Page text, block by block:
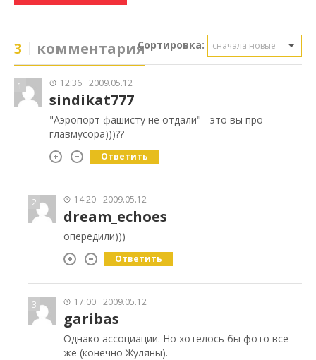
3 комментарияСортировка: сначала новые
1 12:36 2009.05.12
sindikat777
"Аэропорт фашисту не отдали" - это вы про
главмусора)))??
Ответить
2 14:20 2009.05.12
dream_echoes
опередили)))
Ответить
3 17:00 2009.05.12
garibas
Однако ассоциации. Но хотелось бы фото все
же (конечно Жуляны).